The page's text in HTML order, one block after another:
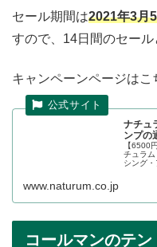
セール期間は2021年3月
すので、14日間のセール
キャンペーンページはこ
ナチュ
ンプの
【6500
チュラ
シング
www.naturum.co.jp
コールマンのテ